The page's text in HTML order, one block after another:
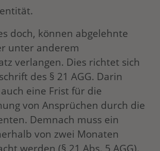
doch, können abgelehnte
unter anderem
verlangen. Dies richtet sich
des § 21 AGG. Darin
eine Frist für die
von Ansprüchen durch die
Demnach muss ein
von zwei Monaten